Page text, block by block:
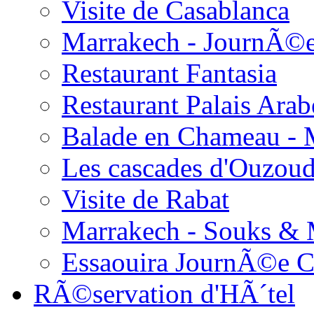
Visite de Casablanca
Marrakech -
Restaurant Fantasia
Restaurant Palais
Balade en Chameau -
Les cascades
Visite de Rabat
Marrakech - Souks &
Essaouira JournÃ©e
RÃ©servation d'HÃ´tel